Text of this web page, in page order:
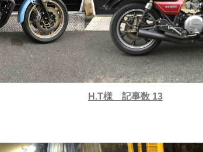
H.T様 記事数 13